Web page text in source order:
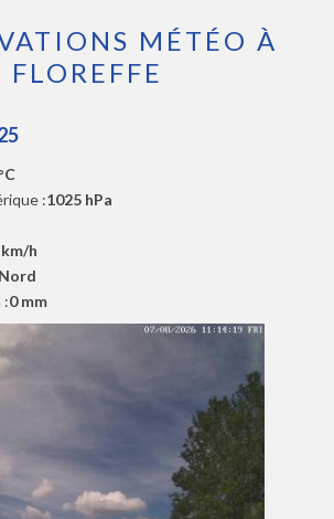
MÉTÉO À
FLOREFFE
:1025 hPa
h
Nord
:0 mm